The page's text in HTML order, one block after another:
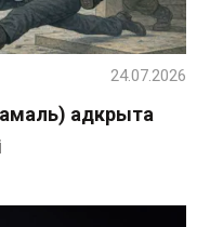
адкрыта
24.07.2026